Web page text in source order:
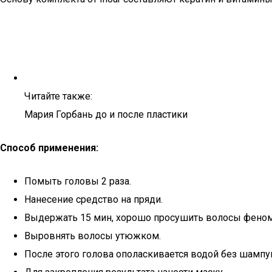
Читайте также:
Мария Горбань до и после пластики
Способ применения:
Помыть головы 2 раза.
Нанесение средство на пряди.
Выдержать 15 мин, хорошо просушить волосы
Выровнять волосы утюжком.
После этого голова ополаскивается водой без